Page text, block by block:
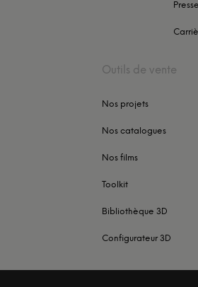
Presse
Outils de vente
Nos projets
Nos catalogues
Nos films
Toolkit
Bibliothèque 3D
Configurateur 3D